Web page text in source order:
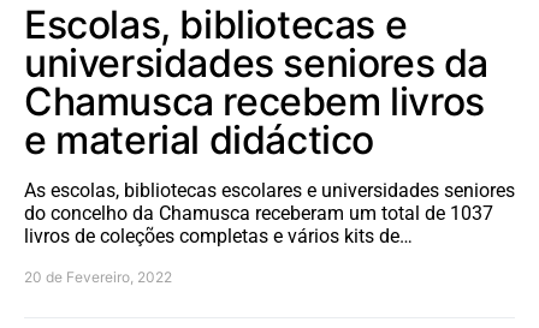
Escolas, bibliotecas e
universidades seniores da
Chamusca recebem livros
e material didáctico
As escolas, bibliotecas escolares e universidades seniores
do concelho da Chamusca receberam um total de 1037
livros de coleções completas e vários kits de…
20 de Fevereiro, 2022